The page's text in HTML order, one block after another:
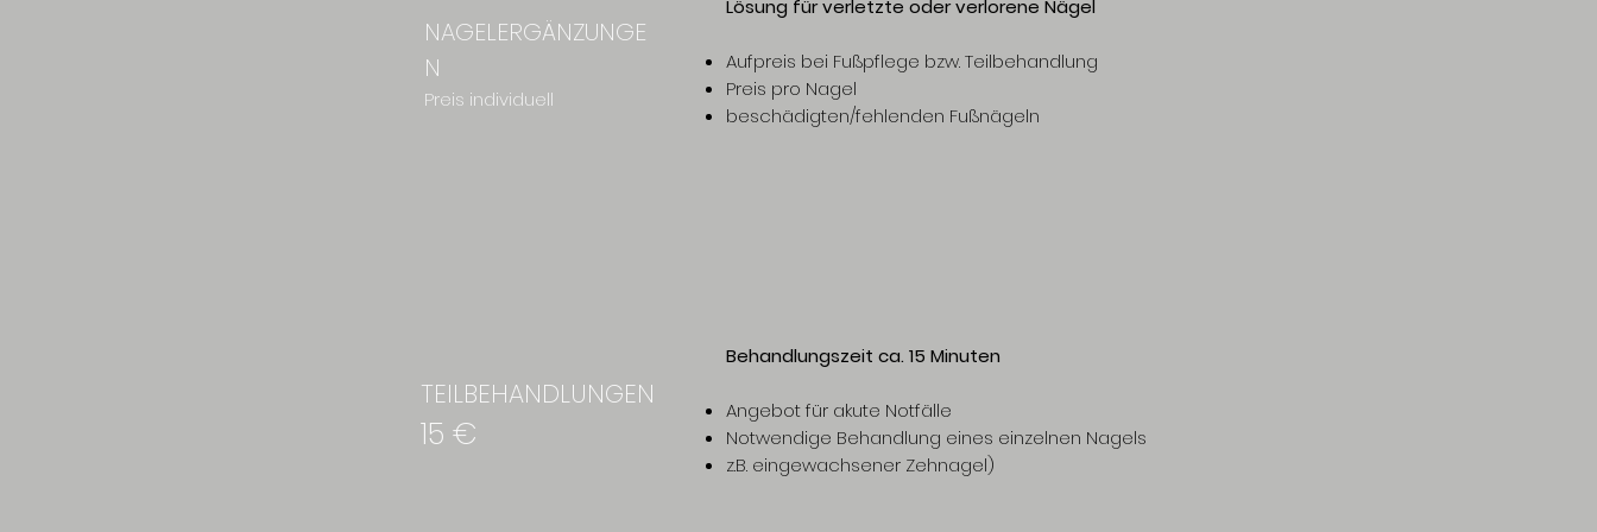
NAGELERGÄNZUNGE
N
Preis individuell
Lösung für verletzte oder verlorene Nägel
Aufpreis bei Fußpflege bzw. Teilbehandlung
Preis pro Nagel
beschädigten/fehlenden Fußnägeln
TEILBEHANDLUNGEN
15 €
Behandlungszeit ca. 15 Minuten
Angebot für akute Notfälle
Notwendige Behandlung eines einzelnen Nagels
z.B. eingewachsener Zehnagel)